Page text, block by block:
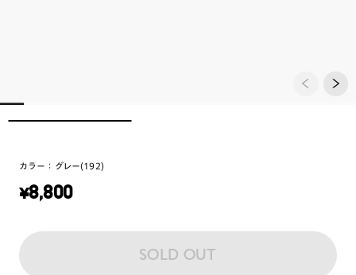
カラー： グレー(192)
¥8,800
SOLD OUT